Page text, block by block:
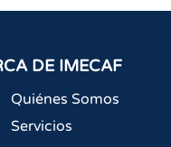
DE IMECAF
Quiénes Somos
Servicios